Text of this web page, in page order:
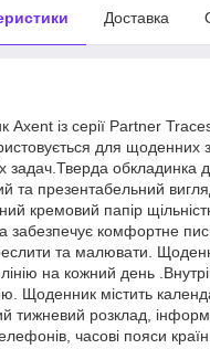
Доставка
із серії Partner
для щоденних
задач.Тверда обкладинка
та презентабельний
кремовий папір
забезпечує комфортне
та малювати.
на кожний день
Щоденник містить
тижневий розклад,
часові пояси країн